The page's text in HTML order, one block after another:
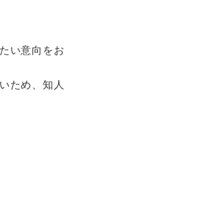
い意向をお
ため、知人